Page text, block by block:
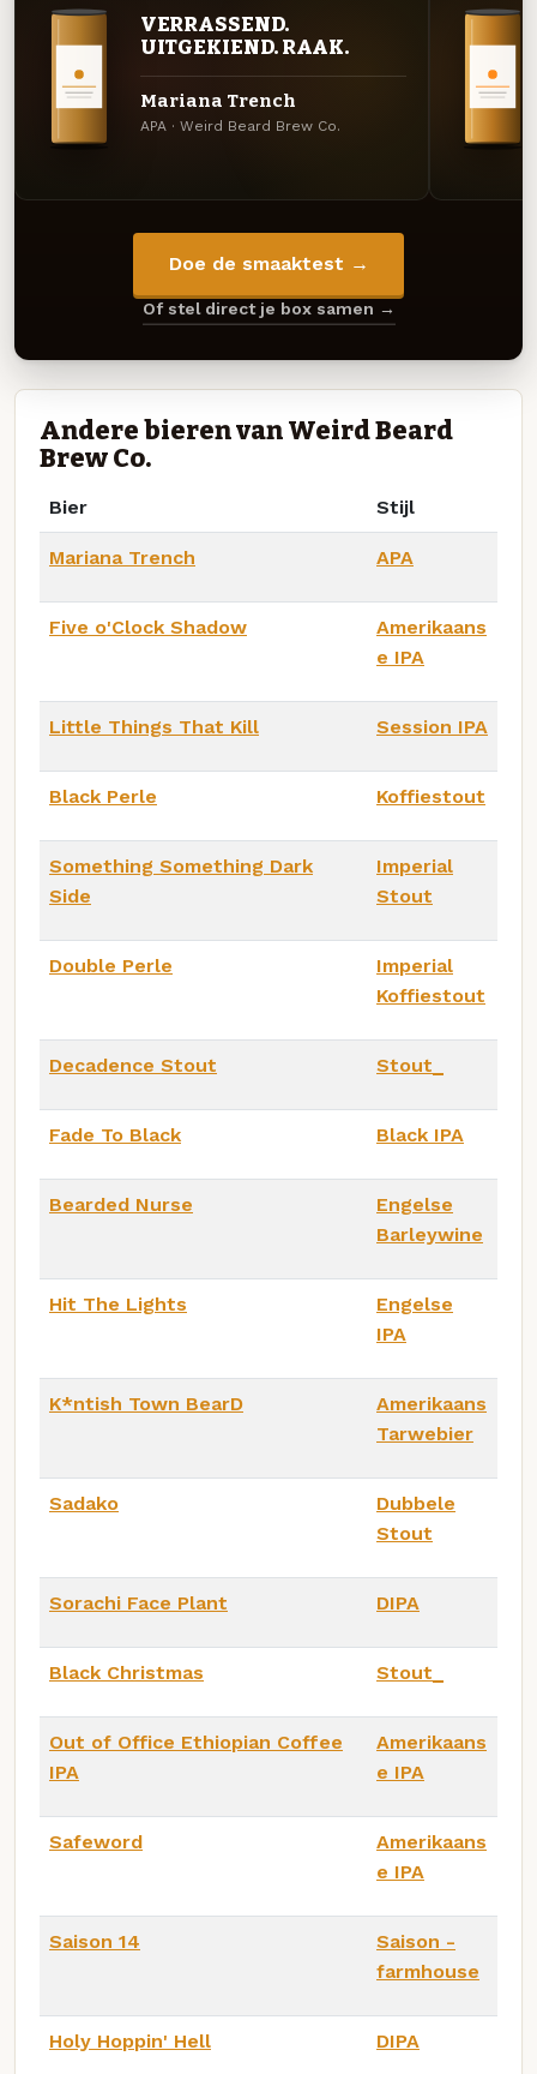
VERRASSEND.
UITGEKIEND. RAAK.
Mariana Trench
APA · Weird Beard Brew Co.
Doe de smaaktest →
Of stel direct je box samen →
Andere bieren van Weird Beard
Brew Co.
Bier Stijl
Mariana Trench APA
Five o'Clock Shadow
Amerikaans
e IPA
Little Things That Kill Session IPA
Black Perle Koffiestout
Something Something Dark
Side
Imperial
Stout
Double Perle
Imperial
Koffiestout
Decadence Stout Stout_
Fade To Black Black IPA
Bearded Nurse
Engelse
Barleywine
Hit The Lights
Engelse
IPA
K*ntish Town BearD
Amerikaans
Tarwebier
Sadako
Dubbele
Stout
Sorachi Face Plant DIPA
Black Christmas Stout_
Out of Office Ethiopian Coffee
IPA
Amerikaans
e IPA
Safeword
Amerikaans
e IPA
Saison 14
Saison -
farmhouse
Holy Hoppin' Hell DIPA